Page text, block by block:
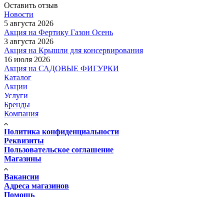
Оставить отзыв
Новости
5 августа 2026
Акция на Фертику Газон Осень
3 августа 2026
Акция на Крышли для консервирования
16 июля 2026
Акция на САДОВЫЕ ФИГУРКИ
Каталог
Акции
Услуги
Бренды
Компания
Политика конфиденциальности
Реквизиты
Пользовательское соглашение
Магазины
Вакансии
Адреса магазинов
Помощь